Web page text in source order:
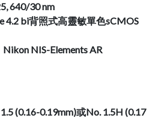
640/30 nm
4.2 bi背照式高靈敏單色sCMOS
NIS-Elements AR
(0.16-0.19mm)或No. 1.5H (0.17